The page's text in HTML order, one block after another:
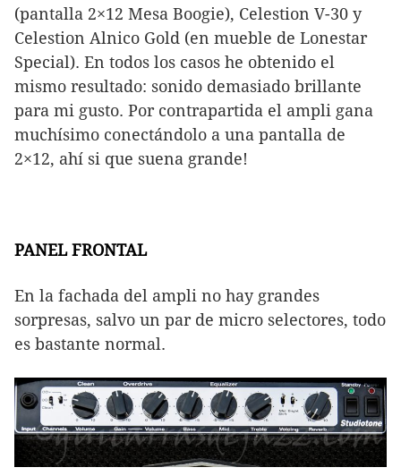
(pantalla 2×12 Mesa Boogie), Celestion V-30 y
Celestion Alnico Gold (en mueble de Lonestar
Special). En todos los casos he obtenido el
mismo resultado: sonido demasiado brillante
para mi gusto. Por contrapartida el ampli gana
muchísimo conectándolo a una pantalla de
2×12, ahí si que suena grande!
PANEL FRONTAL
En la fachada del ampli no hay grandes
sorpresas, salvo un par de micro selectores, todo
es bastante normal.